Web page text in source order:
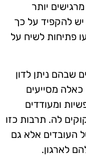
יותר
להקפיד על כך
פתיחות לשיח על
שבהם ניתן לדון
כאלה מסייעים
ומעודדים
לה. תרבות כזו
העובדים אלא גם
לארגון.